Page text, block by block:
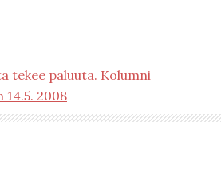
tekee paluuta. Kolumni
2008